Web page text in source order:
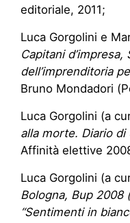
editoriale, 2011;
Luca Gorgolini e
Capitani d’impresa,
dell’imprenditoria
Bruno Mondadori
Luca Gorgolini (a
alla morte. Diario di
Affinità elettive
Luca Gorgolini (a
Bologna, Bup 2008
“Sentimenti in